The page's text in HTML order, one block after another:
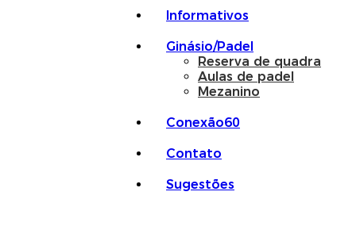
Informativos
Ginásio/Padel
Reserva de quadra
Aulas de padel
Mezanino
Conexão60
Contato
Sugestões